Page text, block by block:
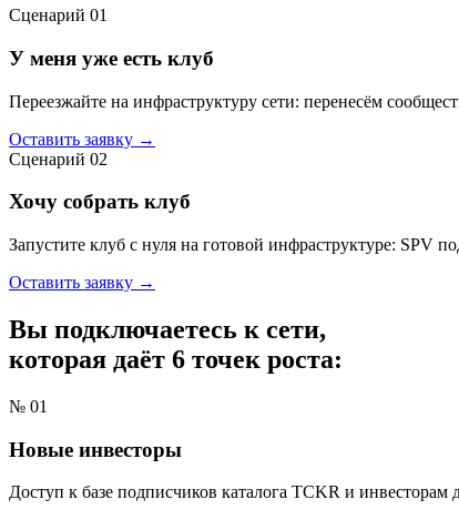
Сценарий 01
У меня уже есть клуб
Переезжайте на инфраструктуру сети: перенесём
Оставить заявку →
Сценарий 02
Хочу собрать клуб
Запустите клуб с нуля на готовой инфраструктуре: SPV
Оставить заявку →
Вы подключаетесь к сети,
которая даёт 6 точек роста:
№ 01
Новые инвесторы
Доступ к базе подписчиков каталога TCKR и